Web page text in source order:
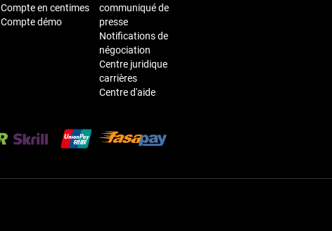
Compte en centimes
Compte démo
communiqué de
presse
Notifications de
négociation
Centre juridique
carrières
Centre d'aide